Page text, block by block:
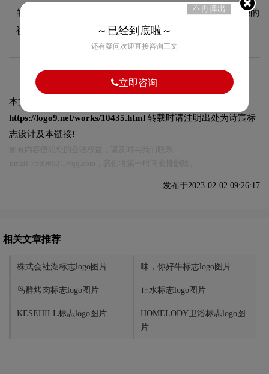
的简约设计美学，又能有效吸引目标受众，使标志具有较强的
视觉辨识度。
本文标题和链接
https://logo9.net/works/10435.html 转载时请注明出处为诗宸标
志设计及本链接!
发布于2023-02-02 09:26:17
相关文章推荐
株式会社湖标志logo图片 味，你好牛标志logo图片
鸟群烤肉标志logo图片 止水标志logo图片
KESEHILL标志logo图片
HOMELODY卫浴标志logo图
片
不再弹出
～已经到底啦～
还有疑问欢迎直接咨询三文
立即咨询